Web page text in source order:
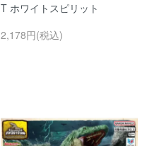
T ホワイトスピリット
2,178円(税込)